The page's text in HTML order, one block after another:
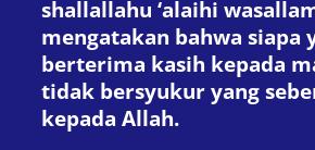
shallallahu ‘alaihi
mengatakan bahwa siapa
berterima kasih kepada
tidak bersyukur yang
kepada Allah.